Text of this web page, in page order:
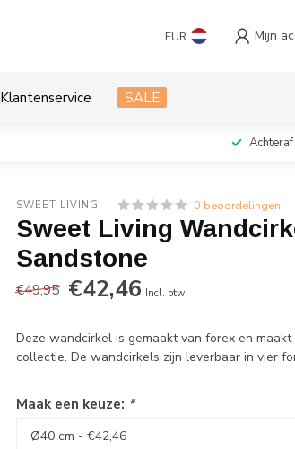
EUR Mijn
Klantenservice SALE
SWEET LIVING 0 beoordelingen
Sweet Living
Sandstone
€49,95 €42,46 Incl. btw
Deze wandcirkel is gemaakt van forex en
collectie. De wandcirkels zijn leverbaar in vier
Maak een keuze: *